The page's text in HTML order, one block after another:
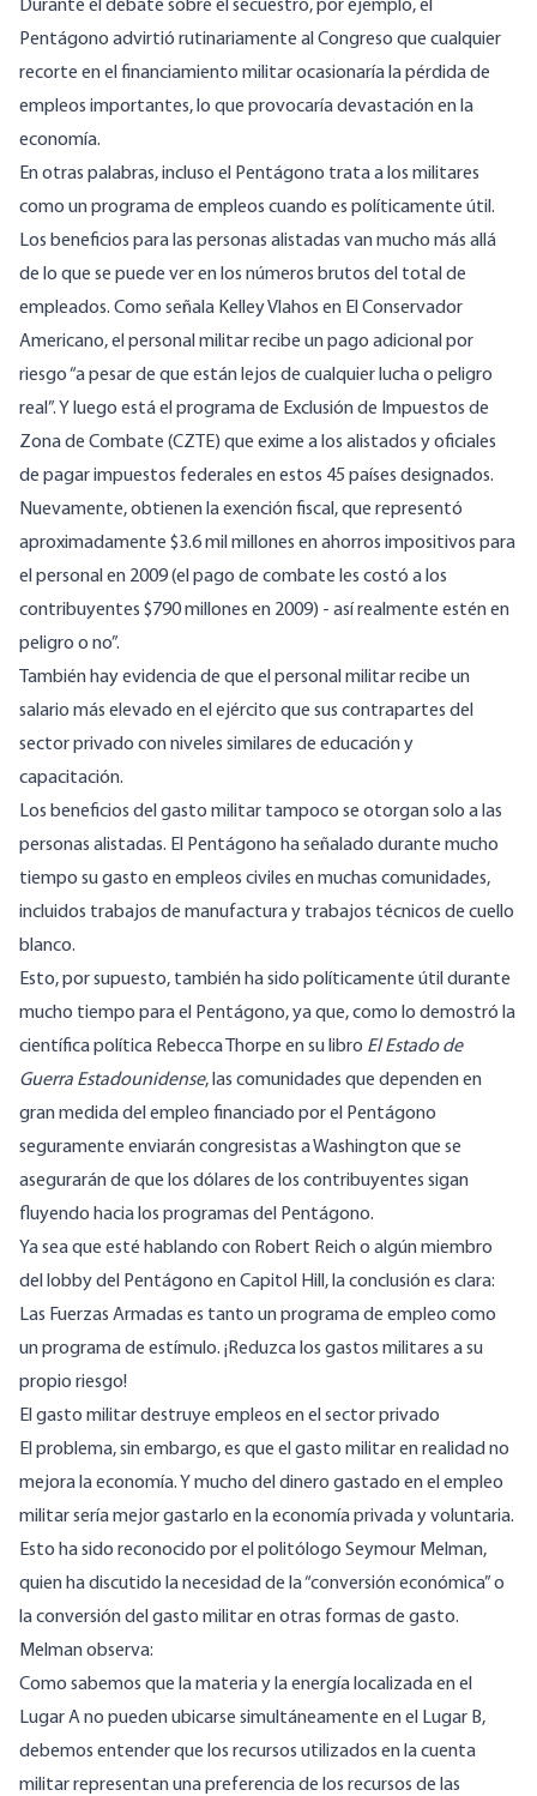
Durante el debate sobre el secuestro, por ejemplo, el
Pentágono advirtió rutinariamente al Congreso que cualquier
recorte en el financiamiento militar ocasionaría la pérdida de
empleos importantes, lo que provocaría devastación en la
economía.
En otras palabras, incluso el Pentágono trata a los militares
como un programa de empleos cuando es políticamente útil.
Los beneficios para las personas alistadas van mucho más allá
de lo que se puede ver en los números brutos del total de
empleados. Como señala Kelley Vlahos en El Conservador
Americano, el personal militar recibe un pago adicional por
riesgo “a pesar de que están lejos de cualquier lucha o peligro
real”. Y luego está el programa de Exclusión de Impuestos de
Zona de Combate (CZTE) que exime a los alistados y oficiales
de pagar impuestos federales en estos 45 países designados.
Nuevamente, obtienen la exención fiscal, que representó
aproximadamente $3.6 mil millones en ahorros impositivos para
el personal en 2009 (el pago de combate les costó a los
contribuyentes $790 millones en 2009) - así realmente estén en
peligro o no”.
También hay evidencia de que el personal militar recibe un
salario más elevado en el ejército que sus contrapartes del
sector privado con niveles similares de educación y
capacitación.
Los beneficios del gasto militar tampoco se otorgan solo a las
personas alistadas. El Pentágono ha señalado durante mucho
tiempo su gasto en empleos civiles en muchas comunidades,
incluidos trabajos de manufactura y trabajos técnicos de cuello
blanco.
Esto, por supuesto, también ha sido políticamente útil durante
mucho tiempo para el Pentágono, ya que, como lo demostró la
científica política Rebecca Thorpe en su libro El Estado de
Guerra Estadounidense, las comunidades que dependen en
gran medida del empleo financiado por el Pentágono
seguramente enviarán congresistas a Washington que se
asegurarán de que los dólares de los contribuyentes sigan
fluyendo hacia los programas del Pentágono.
Ya sea que esté hablando con Robert Reich o algún miembro
del lobby del Pentágono en Capitol Hill, la conclusión es clara:
Las Fuerzas Armadas es tanto un programa de empleo como
un programa de estímulo. ¡Reduzca los gastos militares a su
propio riesgo!
El gasto militar destruye empleos en el sector privado
El problema, sin embargo, es que el gasto militar en realidad no
mejora la economía. Y mucho del dinero gastado en el empleo
militar sería mejor gastarlo en la economía privada y voluntaria.
Esto ha sido reconocido por el politólogo Seymour Melman,
quien ha discutido la necesidad de la “conversión económica” o
la conversión del gasto militar en otras formas de gasto.
Melmanobserva:
Como sabemos que la materia y la energía localizada en el
Lugar A no pueden ubicarse simultáneamente en el Lugar B,
debemos entender que los recursos utilizados en la cuenta
militar representan una preferencia de los recursos de las